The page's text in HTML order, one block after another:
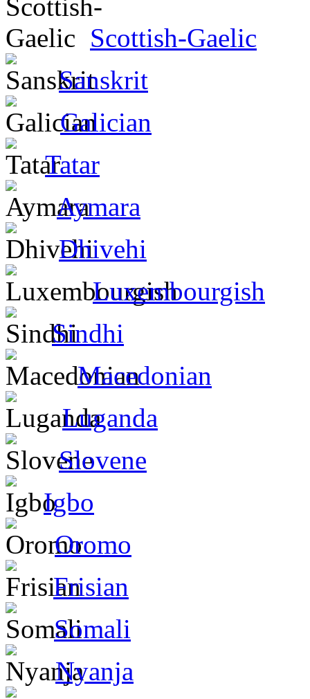
Scottish-Gaelic
Sanskrit
Galician
Tatar
Aymara
Dhivehi
Luxembourgish
Sindhi
Macedonian
Luganda
Slovene
Igbo
Oromo
Frisian
Somali
Nyanja